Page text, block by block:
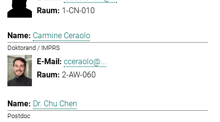
1-CN-010
Carmine Ceraolo
Doktorand / IMPRS
cceraolo@...
2-AW-060
Dr. Chu Chen
Postdoc